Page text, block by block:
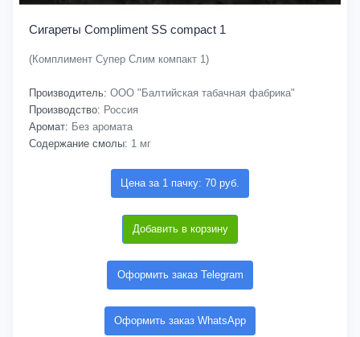
Сигареты Compliment SS compact 1
(Комплимент Супер Слим компакт 1)
Производитель: ООО "Балтийская табачная фабрика"
Производство: Россия
Аромат: Без аромата
Содержание смолы: 1 мг
Цена за 1 пачку: 70 руб.
Добавить в корзину
Оформить заказ Telegram
Оформить заказ WhatsApp